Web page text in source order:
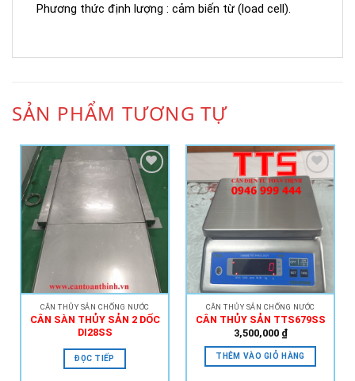
Phương thức định lượng : cảm biến từ (load cell).
SẢN PHẨM TƯƠNG TỰ
Add to
Wishlist
CÂN THỦY SẢN CHỐNG NƯỚC
CÂN SÀN THỦY SẢN 2 DỐC
DI28SS
ĐỌC TIẾP
Add to
Wishlist
CÂN THỦY SẢN CHỐNG NƯỚC
CÂN THỦY SẢN TTS679SS
3,500,000 ₫
THÊM VÀO GIỎ HÀNG